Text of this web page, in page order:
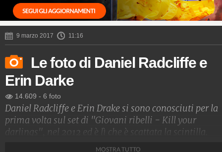
9 marzo 2017 11:16
Le foto di Daniel Radcliffe e
Erin Darke
14.609 - 6 foto
Daniel Radcliffe e Erin Drake si sono conosciuti per la
prima volta sul set di "Giovani ribelli - Kill your
darlings", nel 2012 ed è lì che è scattata la scintilla.
MOSTRA TUTTO